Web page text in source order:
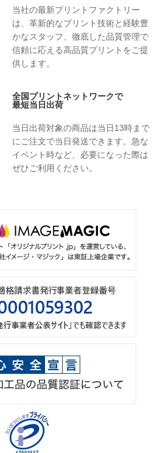
当社の最新プリントファクトリー
は、革新的なプリント技術と経験豊
かなスタッフ、徹底した品質管理で
信頼に応える高品質プリントをご提
供します。
全国プリントネットワークで
最短当日出荷
当日出荷対象の商品は当日13時まで
にご注文で当日発送できます。急な
イベント時など、必要になった際は
ぜひご利用ください。